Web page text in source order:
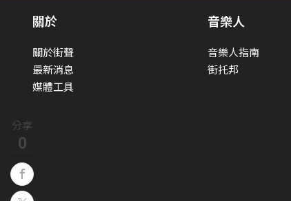
分享
0
關於
關於街聲
最新消息
媒體工具
音樂人
音樂人指南
街托邦